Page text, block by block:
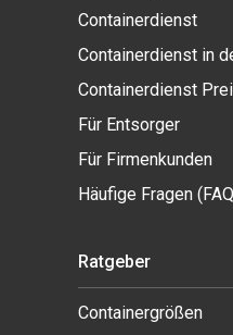
Containerdienst
Containerdienst in
Containerdienst
Für Entsorger
Für Firmenkunden
Häufige Fragen
Ratgeber
Containergrößen